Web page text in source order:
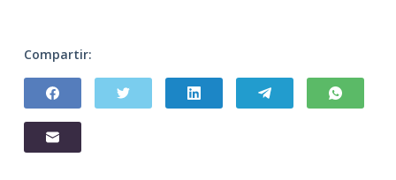
Compartir: